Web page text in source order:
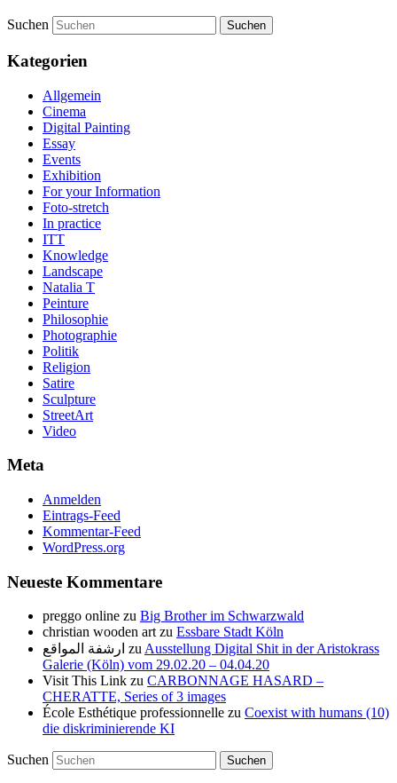
Suchen
Kategorien
Allgemein
Cinema
Digital Painting
Essay
Events
Exhibition
For your Information
Foto-stretch
In practice
ITT
Knowledge
Landscape
Natalia T
Peinture
Philosophie
Photographie
Politik
Religion
Satire
Sculpture
StreetArt
Video
Meta
Anmelden
Eintrags-Feed
Kommentar-Feed
WordPress.org
Neueste Kommentare
preggo online zu Big Brother im Schwarzwald
christian wooden artzu Essbare Stadt Köln
ارشفة المواقع zuAusstellung Digital Shit in der Aristokrass
Galerie (Köln) vom 29.02.20 – 04.04.20
Visit This Link zu CARBONNAGE HASARD –
CHERATTE, Series of 3 images
École Esthétique professionnelle zu Coexist with humans (10)
die diskriminierende KI
Suchen